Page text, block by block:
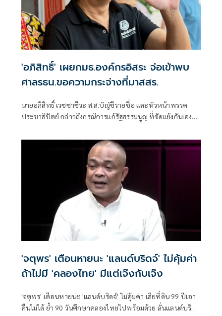
'อภิสิทธิ์' เผยกมธ.องค์กรอิสระ จ่อเข้าพบ
ศาลรธน.ขอความกระจ่างที่มาสสร.
นายอภิสิทธิ์ เวชชาชีวะ ส.ส.บัญัชีรายชื่อ และหัวหน้าพรรค
ประชาธิปัตย์ กล่าวถึงกรณีการแก้รัฐธรรมนูญ ที่ขัดแย้งกันเอง
เห็น ก็เป็นร่างที่คล้ายคลึงกับที่เคยเสนอมาก่อนหน้านี้
'จตุพร' เตือนหายนะ 'แลนด์บริดจ์' ไม่คุ้มค่า
ถ้าไม่มี 'คลองไทย' มีแต่เจ๊งกับเจ๊ง
'จตุพร' เตือนหายนะ 'แลนด์บริดจ์' ไม่คุ้มค่า เสียที่ดิน 99 ปีเอา
คืนไม่ได้ ย้ำ 90 วันศึกษาคลองไทยไปพร้อมด้วย ลั่นแลนด์บริดจ์